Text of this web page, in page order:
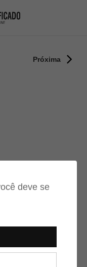
deve se
Próxima